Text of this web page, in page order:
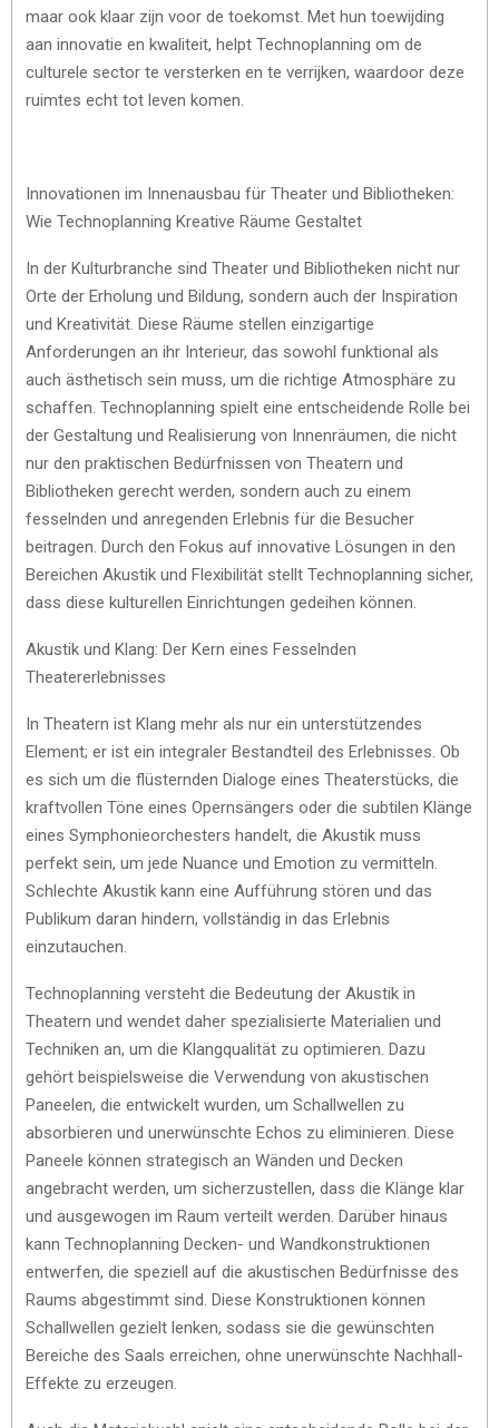
maar ook klaar zijn voor de toekomst. Met hun toewijding
aan innovatie en kwaliteit, helpt Technoplanning om de
culturele sector te versterken en te verrijken, waardoor deze
ruimtes echt tot leven komen.
Innovationen im Innenausbau für Theater und Bibliotheken:
Wie Technoplanning Kreative Räume Gestaltet
In der Kulturbranche sind Theater und Bibliotheken nicht nur
Orte der Erholung und Bildung, sondern auch der Inspiration
und Kreativität. Diese Räume stellen einzigartige
Anforderungen an ihr Interieur, das sowohl funktional als
auch ästhetisch sein muss, um die richtige Atmosphäre zu
schaffen. Technoplanning spielt eine entscheidende Rolle bei
der Gestaltung und Realisierung von Innenräumen, die nicht
nur den praktischen Bedürfnissen von Theatern und
Bibliotheken gerecht werden, sondern auch zu einem
fesselnden und anregenden Erlebnis für die Besucher
beitragen. Durch den Fokus auf innovative Lösungen in den
Bereichen Akustik und Flexibilität stellt Technoplanning sicher,
dass diese kulturellen Einrichtungen gedeihen können.
Akustik und Klang: Der Kern eines Fesselnden
Theatererlebnisses
In Theatern ist Klang mehr als nur ein unterstützendes
Element; er ist ein integraler Bestandteil des Erlebnisses. Ob
es sich um die flüsternden Dialoge eines Theaterstücks, die
kraftvollen Töne eines Opernsängers oder die subtilen Klänge
eines Symphonieorchesters handelt, die Akustik muss
perfekt sein, um jede Nuance und Emotion zu vermitteln.
Schlechte Akustik kann eine Aufführung stören und das
Publikum daran hindern, vollständig in das Erlebnis
einzutauchen.
Technoplanning versteht die Bedeutung der Akustik in
Theatern und wendet daher spezialisierte Materialien und
Techniken an, um die Klangqualität zu optimieren. Dazu
gehört beispielsweise die Verwendung von akustischen
Paneelen, die entwickelt wurden, um Schallwellen zu
absorbieren und unerwünschte Echos zu eliminieren. Diese
Paneele können strategisch an Wänden und Decken
angebracht werden, um sicherzustellen, dass die Klänge klar
und ausgewogen im Raum verteilt werden. Darüber hinaus
kann Technoplanning Decken- und Wandkonstruktionen
entwerfen, die speziell auf die akustischen Bedürfnisse des
Raums abgestimmt sind. Diese Konstruktionen können
Schallwellen gezielt lenken, sodass sie die gewünschten
Bereiche des Saals erreichen, ohne unerwünschte Nachhall-
Effekte zu erzeugen.